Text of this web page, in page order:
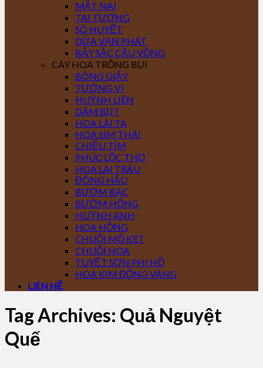
MẮT NAI
TAI TƯỢNG
SÒ HUYẾT
DỨA VẠN PHÁT
BẢY SẮC CẦU VỒNG
CÂY HOA TRỒNG BỤI
BÔNG GIẤY
TƯỜNG VI
HUỲNH LIÊN
DÂM BỤT
HOA LÀI TA
HOA SIM THÁI
CHIỀU TÍM
PHÚC LỘC THỌ
HOA LÀI TRÂU
ĐÔNG HẦU
BƯỚM BẠC
BƯỚM HỒNG
HUỲNH ANH
HOA HỒNG
CHUỐI MỎ KÉT
CHUỐI HOA
TUYẾT SƠN PHI HỒ
HOA KIM ĐỒNG VÀNG
LIÊN HỆ
Tag Archives: Quả Nguyệt
Quế